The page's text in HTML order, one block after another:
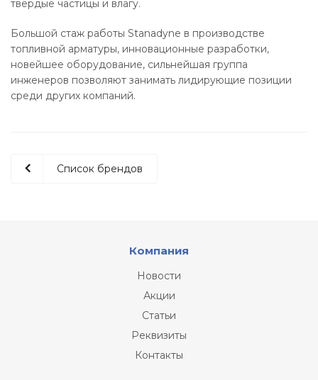
твердые частицы и влагу.
Большой стаж работы Stanadyne в производстве
топливной арматуры, инновационные разработки,
новейшее оборудование, сильнейшая группа
инженеров позволяют занимать лидирующие позиции
среди других компаний.
Список брендов
Компания
Новости
Акции
Статьи
Реквизиты
Контакты